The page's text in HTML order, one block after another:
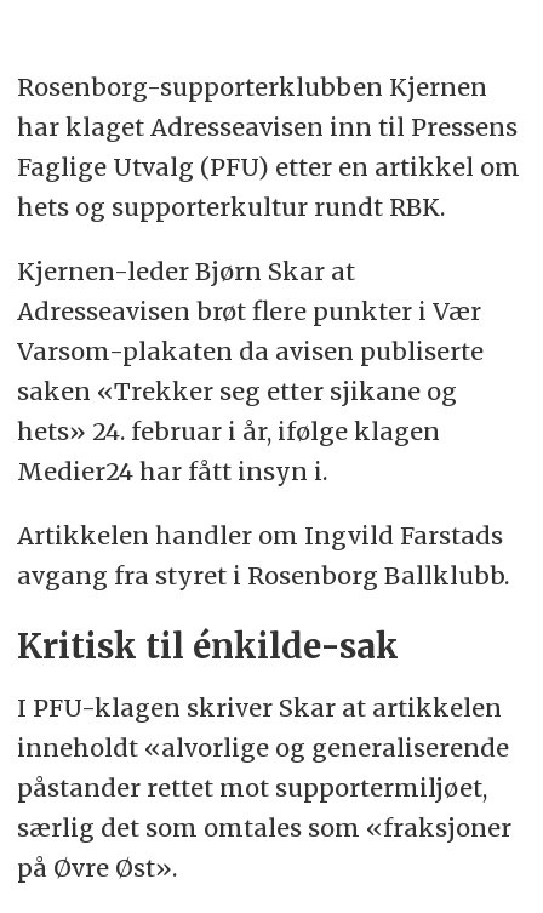
Rosenborg-supporterklubben Kjernen
har klaget Adresseavisen inn til Pressens
Faglige Utvalg (PFU) etter en artikkel om
hets og supporterkultur rundt RBK.
Kjernen-leder Bjørn Skar at
Adresseavisen brøt flere punkter i Vær
Varsom-plakaten da avisen publiserte
saken «Trekker seg etter sjikane og
hets» 24. februar i år, ifølge klagen
Medier24 har fått insyn i.
Artikkelen handler om Ingvild Farstads
avgang fra styret i Rosenborg Ballklubb.
Kritisk til énkilde-sak
I PFU-klagen skriver Skar at artikkelen
inneholdt «alvorlige og generaliserende
påstander rettet mot supportermiljøet,
særlig det som omtales som «fraksjoner
på Øvre Øst».